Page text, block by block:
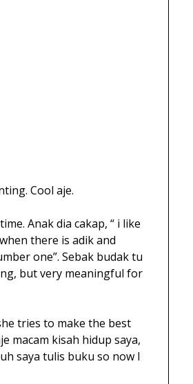
Cool aje.
Anak dia cakap, “ i like
there is adik and
one”. Sebak budak tu
but very meaningful for
tries to make the best
macam kisah hidup saya,
saya tulis buku so now I